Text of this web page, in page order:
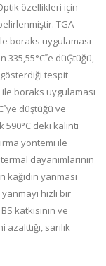
özellikleri için
TGA
boraks uygulaması
335,55°C‟e düĢtüğü,
gösterdiği tespit
ile boraks uygulaması
düştüğü ve
deki kalıntı
yöntemi ile
dayanımlarının
yanması
hızlı bir
katkısının ve
sarılık